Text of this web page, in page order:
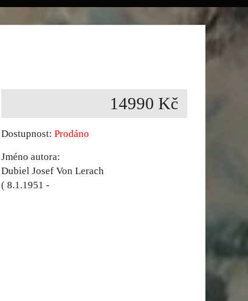
14990 Kč
Dostupnost: Prodáno
Jméno autora:
Dubiel Josef Von Lerach
( 8.1.1951 -